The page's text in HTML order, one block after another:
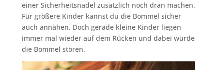
einer Sicherheitsnadel zusätzlich noch dran machen.
Für größere Kinder kannst du die Bommel sicher
auch annähen. Doch gerade kleine Kinder liegen
immer mal wieder auf dem Rücken und dabei würde
die Bommel stören.